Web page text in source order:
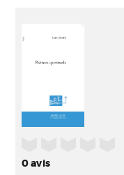
0avis